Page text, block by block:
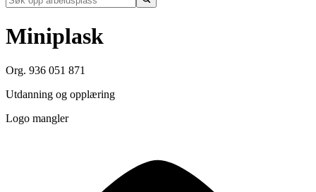
Miniplask
Org. 936 051 871
Utdanning og opplæring
Logo mangler